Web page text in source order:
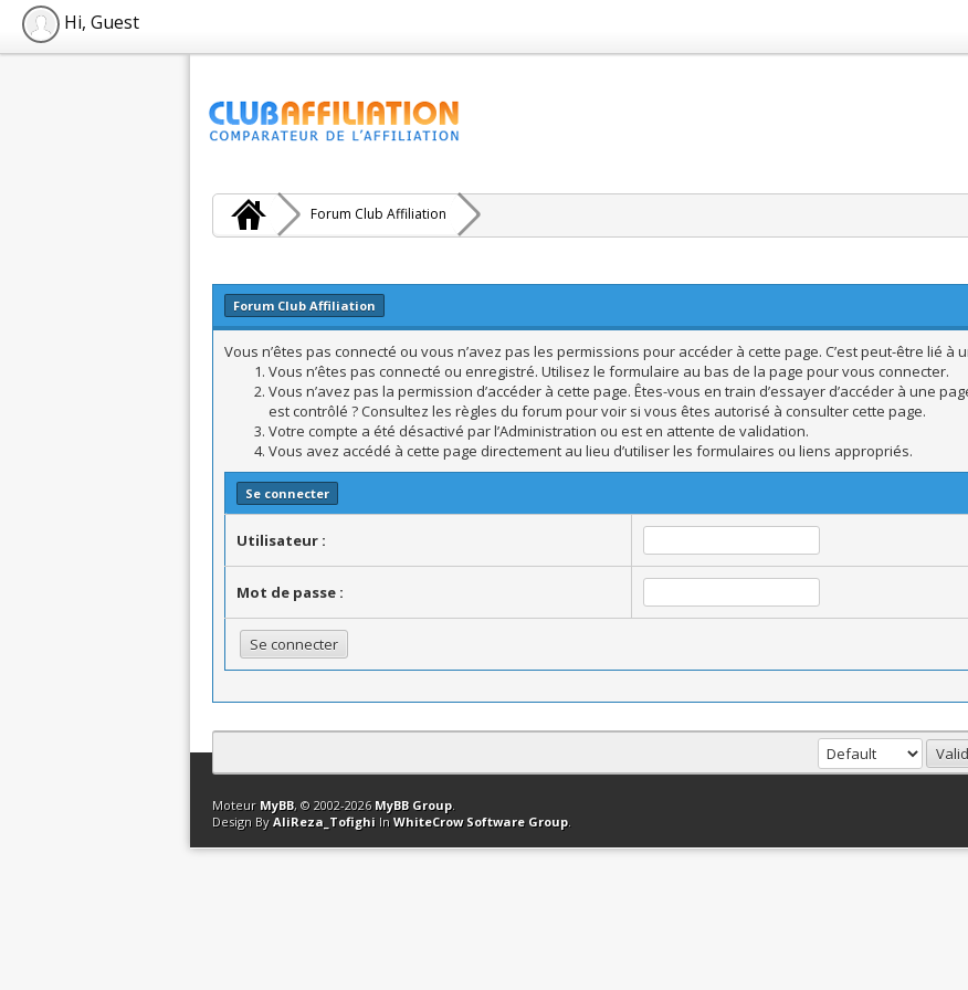
Hi, Guest
Forum Club Affiliation
Forum Club Affiliation
Vous n’êtes pas connecté ou vous n’avez pas les permissions pour accéder à cette page. C’est peut-être lié à
Vous n’êtes pas connecté ou enregistré. Utilisez le formulaire au bas de la page pour vous connecter.
Vous n’avez pas la permission d’accéder à cette page. Êtes-vous en train d’essayer d’accéder à une
est contrôlé ? Consultez les règles du forum pour voir si vous êtes autorisé à consulter cette page.
Votre compte a été désactivé par l’Administration ou est en attente de validation.
Vous avez accédé à cette page directement au lieu d’utiliser les formulaires ou liens appropriés.
Se connecter
Utilisateur :
Mot de passe :
Contact Club Affiliation Retourner en haut Version bas-débit (Archivé) Syndication RSS
Moteur MyBB, © 2002-2026 MyBB Group.
Design By AliReza_Tofighi In WhiteCrow Software Group.